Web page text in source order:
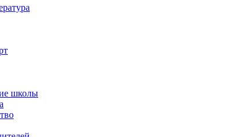
школы